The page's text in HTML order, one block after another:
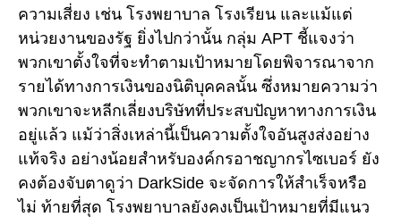
ความเสี่ยง เช่น โรงพยาบาล โรงเรียน และแม้แต่
หน่วยงานของรัฐ ยิ่งไปกว่านั้น กลุ่ม APT ชี้แจงว่า
พวกเขาตั้งใจที่จะทำตามเป้าหมายโดยพิจารณาจาก
รายได้ทางการเงินของนิติบุคคลนั้น ซึ่งหมายความว่า
พวกเขาจะหลีกเลี่ยงบริษัทที่ประสบปัญหาทางการเงิน
อยู่แล้ว แม้ว่าสิ่งเหล่านี้เป็นความตั้งใจอันสูงส่งอย่าง
แท้จริง อย่างน้อยสำหรับองค์กรอาชญากรไซเบอร์ ยัง
คงต้องจับตาดูว่า DarkSide จะจัดการให้สำเร็จหรือ
ไม่ ท้ายที่สุด โรงพยาบาลยังคงเป็นเป้าหมายที่มีแนว